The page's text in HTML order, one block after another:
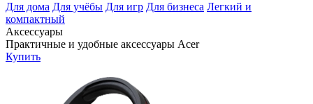
Для дома Для учёбы Для игр Для бизнеса Легкий и
компактный
Аксессуары
Практичные и удобные аксессуары Acer
Купить